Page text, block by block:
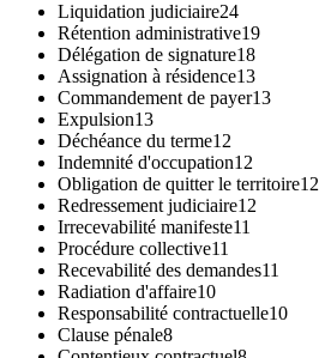
Liquidation judiciaire24
Rétention administrative19
Délégation de signature18
Assignation à résidence13
Commandement de payer13
Expulsion13
Déchéance du terme12
Indemnité d'occupation12
Obligation de quitter le territoire12
Redressement judiciaire12
Irrecevabilité manifeste11
Procédure collective11
Recevabilité des demandes11
Radiation d'affaire10
Responsabilité contractuelle10
Clause pénale8